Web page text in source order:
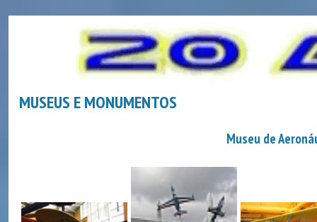
MUSEUS E MONUMENTOS
Museu de